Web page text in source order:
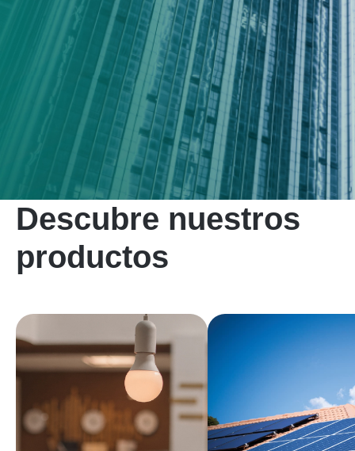
Descubre nuestros
productos